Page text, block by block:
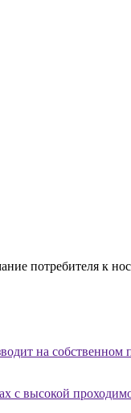
потребителя к
на собственном
c высокой